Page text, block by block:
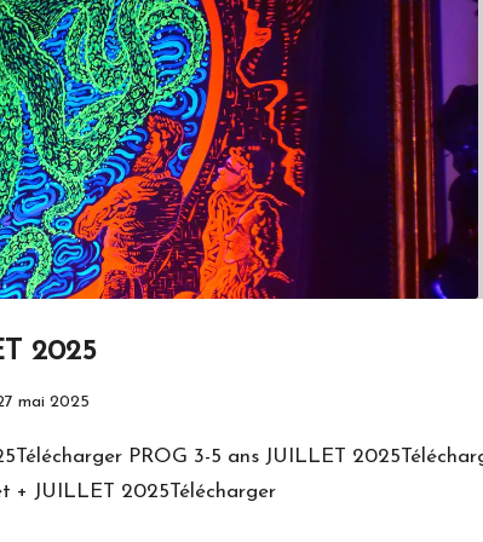
2025
mai 2025
PROG 3-5 ans JUILLET
+ JUILLET 2025Télécharger